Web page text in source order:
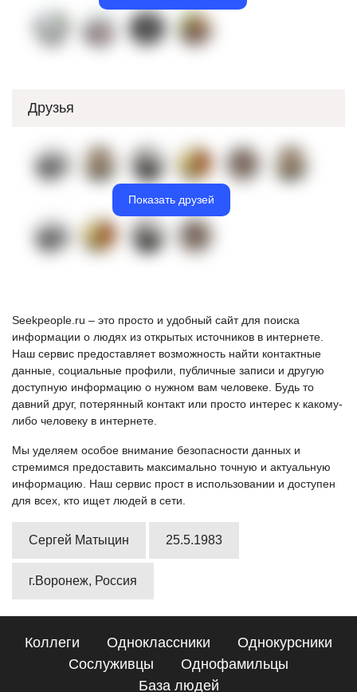
Друзья
Показать друзей
Seekpeople.ru – это просто и удобный сайт для поиска
информации о людях из открытых источников в интернете.
Наш сервис предоставляет возможность найти контактные
данные, социальные профили, публичные записи и другую
доступную информацию о нужном вам человеке. Будь то
давний друг, потерянный контакт или просто интерес к какому-
либо человеку в интернете.
Мы уделяем особое внимание безопасности данных и
стремимся предоставить максимально точную и актуальную
информацию. Наш сервис прост в использовании и доступен
для всех, кто ищет людей в сети.
Сергей Матыцин 25.5.1983
г.Воронеж, Россия
Коллеги Одноклассники
Однокурсники
Сослуживцы
Однофамильцы
База людей